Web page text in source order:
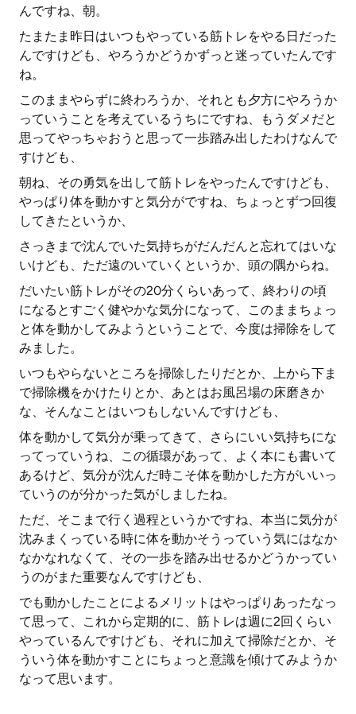
んですね、朝。
たまたま昨日はいつもやっている筋トレをやる日だった
んですけども、やろうかどうかずっと迷っていたんです
ね。
このままやらずに終わろうか、それとも夕方にやろうか
っていうことを考えているうちにですね、もうダメだと
思ってやっちゃおうと思って一歩踏み出したわけなんで
すけども、
朝ね、その勇気を出して筋トレをやったんですけども、
やっぱり体を動かすと気分がですね、ちょっとずつ回復
してきたというか、
さっきまで沈んでいた気持ちがだんだんと忘れてはいな
いけども、ただ遠のいていくというか、頭の隅からね。
だいたい筋トレがその20分くらいあって、終わりの頃
になるとすごく健やかな気分になって、このままちょっ
と体を動かしてみようということで、今度は掃除をして
みました。
いつもやらないところを掃除したりだとか、上から下ま
で掃除機をかけたりとか、あとはお風呂場の床磨きか
な、そんなことはいつもしないんですけども、
体を動かして気分が乗ってきて、さらにいい気持ちにな
ってっていうね、この循環があって、よく本にも書いて
あるけど、気分が沈んだ時こそ体を動かした方がいいっ
ていうのが分かった気がしましたね。
ただ、そこまで行く過程というかですね、本当に気分が
沈みまくっている時に体を動かそうっていう気にはなか
なかなれなくて、その一歩を踏み出せるかどうかってい
うのがまた重要なんですけども、
でも動かしたことによるメリットはやっぱりあったなっ
て思って、これから定期的に、筋トレは週に2回くらい
やっているんですけども、それに加えて掃除だとか、そ
ういう体を動かすことにちょっと意識を傾けてみようか
なって思います。